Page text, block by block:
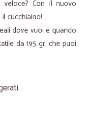
Con il nuovo
cucchiaino!
dove vuoi e quando
da 195 gr. che puoi